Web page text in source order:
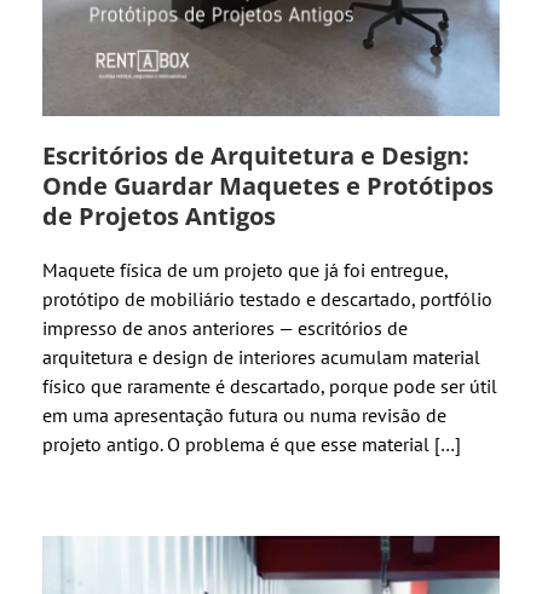
Escritórios de Arquitetura e Design:
Onde Guardar Maquetes e Protótipos
de Projetos Antigos
Maquete física de um projeto que já foi entregue,
protótipo de mobiliário testado e descartado, portfólio
impresso de anos anteriores — escritórios de
arquitetura e design de interiores acumulam material
físico que raramente é descartado, porque pode ser útil
em uma apresentação futura ou numa revisão de
projeto antigo. O problema é que esse material […]